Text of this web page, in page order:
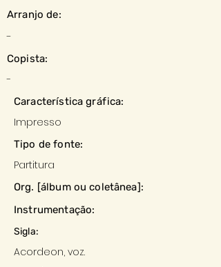
Arranjo de:
-
Copista:
-
Característica gráfica:
Impresso
Tipo de fonte:
Partitura
Org. [álbum ou coletânea]:
Instrumentação:
Sigla:
Acordeon, voz.